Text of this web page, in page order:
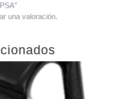
una valoración.